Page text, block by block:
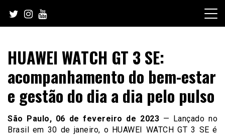
content
HUAWEI WATCH GT 3 SE:
acompanhamento do bem-estar
e gestão do dia a dia pelo pulso
São Paulo, 06 de fevereiro de 2023 — Lançado no
Brasil em 30 de janeiro, o HUAWEI WATCH GT 3 SE é